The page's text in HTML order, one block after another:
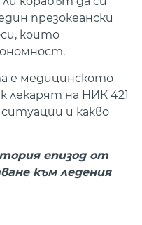
презокеански
които
е медицинското
лекарят на НИК 421
и какво
епизод от
към ледения